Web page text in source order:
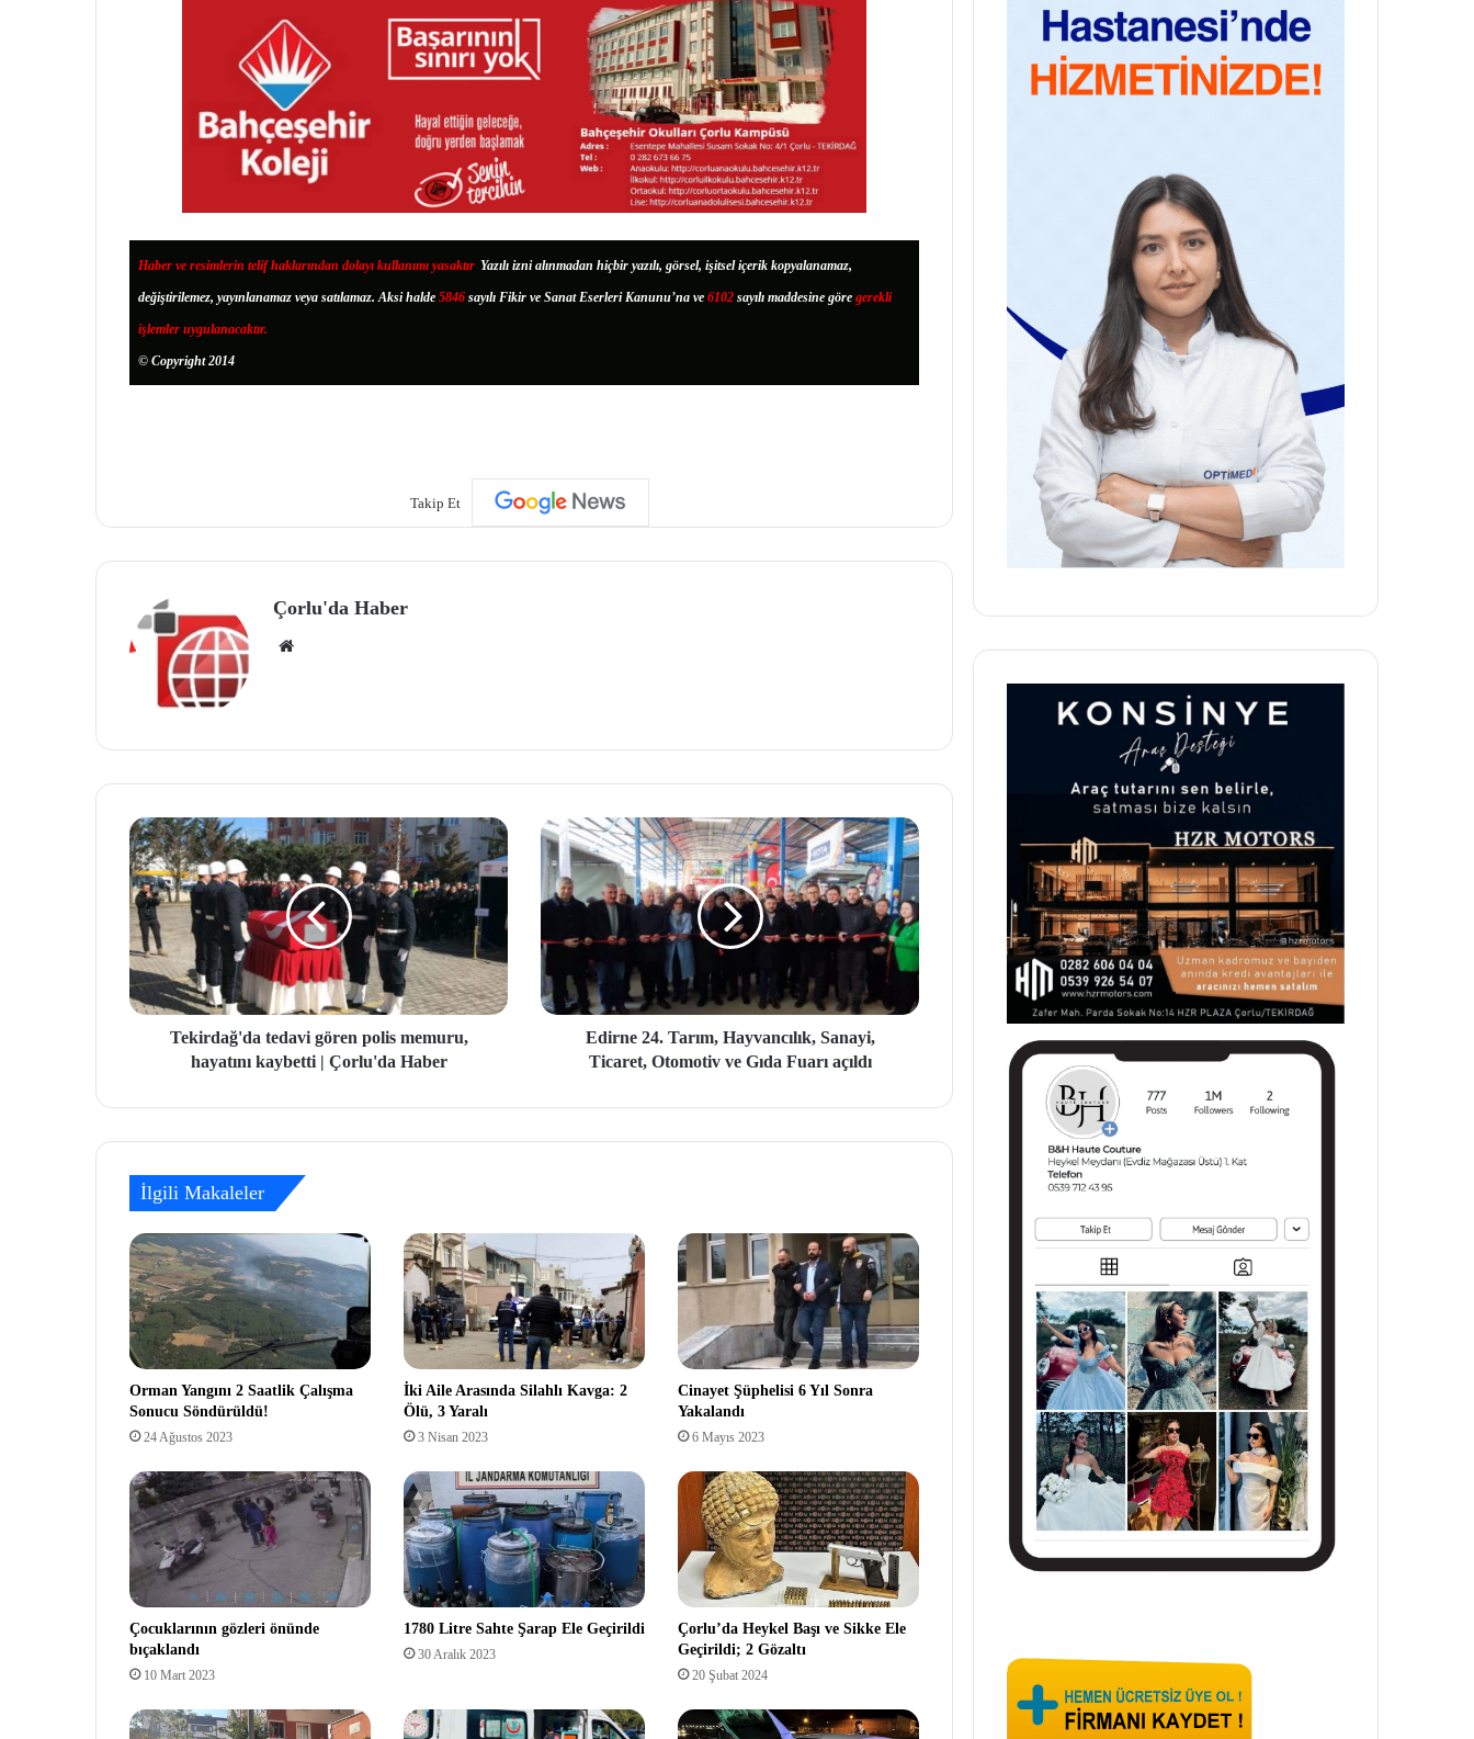
Haber ve resimlerin telif haklarından dolayı kullanımı yasaktır. Yazılı izni alınmadan hiçbir yazılı, görsel, işitsel içerik kopyalanamaz,
değiştirilemez, yayınlanamaz veya satılamaz. Aksi halde 5846 sayılı Fikir ve Sanat Eserleri Kanunu’na ve 6102 sayılı maddesine göre gerekli
işlemler uygulanacaktır.
© Copyright 2014
Takip Et
Çorlu'da Haber
Tekirdağ'da tedavi gören polis memuru,
hayatını kaybetti | Çorlu'da Haber
Edirne 24. Tarım, Hayvancılık, Sanayi,
Ticaret, Otomotiv ve Gıda Fuarı açıldı
İlgili Makaleler
Orman Yangını 2 Saatlik Çalışma
Sonucu Söndürüldü!
24 Ağustos 2023
İki Aile Arasında Silahlı Kavga: 2
Ölü, 3 Yaralı
3 Nisan 2023
Cinayet Şüphelisi 6 Yıl Sonra
Yakalandı
6 Mayıs 2023
Çocuklarının gözleri önünde
bıçaklandı
10 Mart 2023
1780 Litre Sahte Şarap Ele Geçirildi
30 Aralık 2023
Çorlu’da Heykel Başı ve Sikke Ele
Geçirildi; 2 Gözaltı
20 Şubat 2024